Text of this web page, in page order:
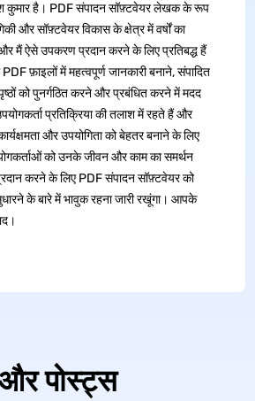
कुमार है। PDF संपादन सॉफ़्टवेयर लेखक के रूप
और सॉफ़्टवेयर विकास के क्षेत्र में वर्षों का
मैं ऐसे उपकरण प्रदान करने के लिए प्रतिबद्ध हैं
फ़ाइलों में महत्वपूर्ण जानकारी बनाने, संपादित
को पुनर्गठित करने और प्रबंधित करने में मदद
प्रतिक्रिया की तलाश में रहते हैं और
और उपयोगिता को बेहतर बनाने के लिए
को उनके जीवन और काम का समर्थन
करने के लिए PDF संपादन सॉफ़्टवेयर को
के बारे में भावुक रहना जारी रखूंगा। आपके
पोस्ट्स